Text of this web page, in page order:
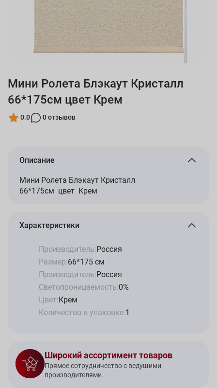
Мини Ролета Блэкаут Кристалл
66*175см цвет Крем
0.0 0 отзывов
Описание
Мини Ролета Блэкаут Кристалл
66*175см цвет Крем
Характеристики
Производитель:Россия
Размер:66*175 см
Производитель:Россия
Светопроницаемость:0%
Цвет:Крем
Количество в упаковке:1
Широкий ассортимент товаров
Прямое сотрудничество с ведущими
производителями.